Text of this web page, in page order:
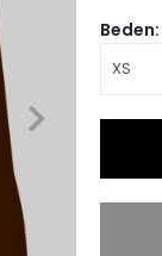
Beden: